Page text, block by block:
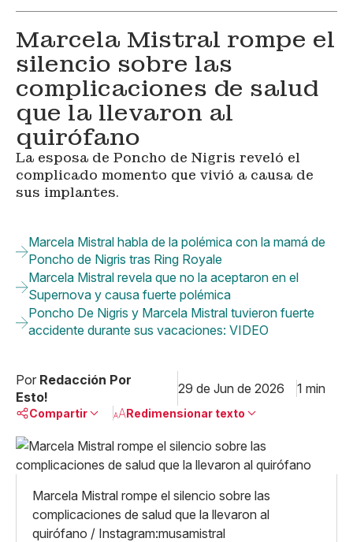
Marcela Mistral rompe el
silencio sobre las
complicaciones de salud
que la llevaron al
quirófano
La esposa de Poncho de Nigris reveló el
complicado momento que vivió a causa de
sus implantes.
Marcela Mistral habla de la polémica con la mamá de
Poncho de Nigris tras Ring Royale
Marcela Mistral revela que no la aceptaron en el
Supernova y causa fuerte polémica
Poncho De Nigris y Marcela Mistral tuvieron fuerte
accidente durante sus vacaciones: VIDEO
Por Redacción Por
Esto!
29 de Jun de 2026 1 min
Compartir
Linkedin
X
Whatsapp
Copiar enlace
Redimensionar texto
Pequeño
Mediano
Grande
Marcela Mistral rompe el silencio sobre las
complicaciones de salud que la llevaron al
quirófano / Instagram:musamistral